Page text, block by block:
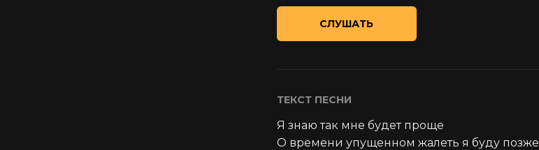
СЛУШАТЬ
ТЕКСТ ПЕСНИ
Я знаю так мне будет проще
О времени упущенном жалеть я буду позже